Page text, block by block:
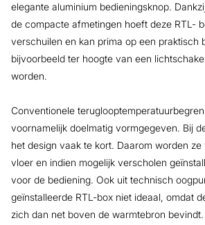
elegante aluminium bedieningsknop.
de compacte afmetingen hoeft deze RTL-
verschuilen en kan prima op een praktisch
bijvoorbeeld ter hoogte van een
worden.
Conventionele
voornamelijk doelmatig vormgegeven. Bij
het design vaak te kort. Daarom worden
vloer en indien mogelijk verscholen
voor de bediening. Ook uit technisch
geïnstalleerde RTL-box niet ideaal, omdat
zich dan net boven de warmtebron